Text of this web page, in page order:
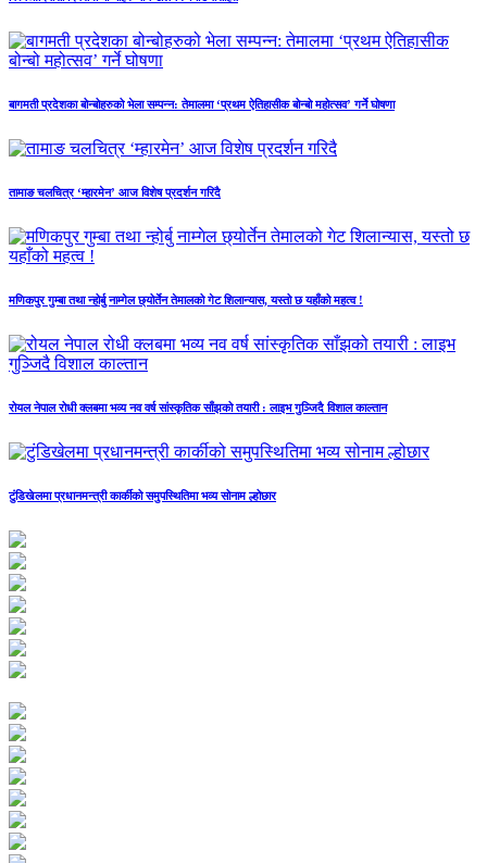
बागमती प्रदेशका बोन्बोहरुको भेला सम्पन्न: तेमालमा ‘प्रथम ऐतिहासीक बोन्बो महोत्सव’ गर्ने घोषणा
तामाङ चलचित्र ‘म्हारमेन’ आज विशेष प्रदर्शन गरिदै
मणिकपुर गुम्बा तथा न्होर्बु नाम्गेल छ्योर्तेन तेमालको गेट शिलान्यास, यस्तो छ यहाँको महत्व !
रोयल नेपाल रोधी क्लबमा भव्य नव वर्ष सांस्कृतिक साँझको तयारी : लाइभ गुञ्जिदै विशाल काल्तान
टुंडिखेलमा प्रधानमन्त्री कार्कीको समुपस्थितिमा भव्य सोनाम ल्होछार